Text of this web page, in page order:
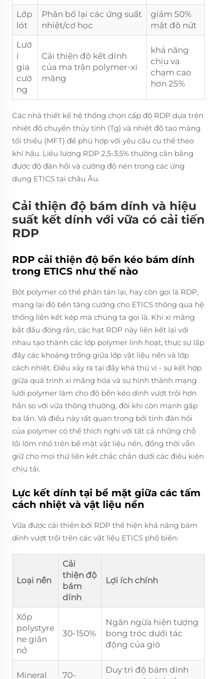
Lớp
lót
Phân bố lại các ứng suất
nhiệt/cơ học
giảm 50%
mật độ nứt
Lướ
i
gia
cườ
ng
Cải thiện độ kết dính
của ma trận polymer-xi
măng
khả năng
chịu va
chạm cao
hơn 25%
Các nhà thiết kế hệ thống chọn cấp độ RDP dựa trên
nhiệt độ chuyển thủy tinh (Tg) và nhiệt độ tạo màng
tối thiểu (MFT) để phù hợp với yêu cầu cụ thể theo
khí hậu. Liều lượng RDP 2,5-3,5% thường cân bằng
được độ đàn hồi và cường độ nén trong các ứng
dụng ETICS tại châu Âu.
Cải thiện độ bám dính và hiệu
suất kết dính với vữa có cải tiến
RDP
RDP cải thiện độ bền kéo bám dính
trong ETICS như thế nào
Bột polymer có thể phân tán lại, hay còn gọi là RDP,
mang lại độ bền tăng cường cho ETICS thông qua hệ
thống liên kết kép mà chúng ta gọi là. Khi xi măng
bắt đầu đóng rắn, các hạt RDP này liên kết lại với
nhau tạo thành các lớp polymer linh hoạt, thực sự lấp
đầy các khoảng trống giữa lớp vật liệu nền và lớp
cách nhiệt. Điều xảy ra tại đây khá thú vị - sự kết hợp
giữa quá trình xi măng hóa và sự hình thành mạng
lưới polymer làm cho độ bền kéo dính vượt trội hơn
hẳn so với vữa thông thường, đôi khi còn mạnh gấp
ba lần. Và điều này rất quan trọng bởi tính đàn hồi
của polymer có thể thích nghi với tất cả những chỗ
lồi lõm nhỏ trên bề mặt vật liệu nền, đồng thời vẫn
giữ cho mọi thứ liên kết chắc chắn dưới các điều kiện
chịu tải.
Lực kết dính tại bề mặt giữa các tấm
cách nhiệt và vật liệu nền
Vữa được cải thiện bởi RDP thể hiện khả năng bám
dính vượt trội trên các vật liệu ETICS phổ biến:
Loại nền
Cải
thiện độ
bám
dính
Lợi ích chính
Xốp
polystyre
ne giãn
nở
30-150%
Ngăn ngừa hiện tượng
bong tróc dưới tác
động của gió
Mineral 70-
Duy trì độ bám dính